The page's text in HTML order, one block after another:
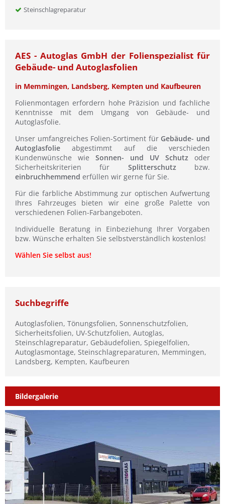
Steinschlagreparatur
AES - Autoglas GmbH der Folienspezialist für
Gebäude- und Autoglasfolien
in Memmingen, Landsberg, Kempten und Kaufbeuren
Folienmontagen erfordern hohe Präzision und fachliche
Kenntnisse mit dem Umgang von Gebäude- und
Autoglasfolie.
Unser umfangreiches Folien-Sortiment für Gebäude- und
Autoglasfolie abgestimmt auf die verschieden
Kundenwünsche wie Sonnen- und UV Schutz oder
Sicherheitskriterien für Splitterschutzbzw.
einbruchhemmend erfüllen wir gerne für Sie.
Für die farbliche Abstimmung zur optischen Aufwertung
Ihres Fahrzeuges bieten wir eine große Palette von
verschiedenen Folien-Farbangeboten.
Individuelle Beratung in Einbeziehung Ihrer Vorgaben
bzw. Wünsche erhalten Sie selbstverständlich kostenlos!
Wählen Sie selbst aus!
Suchbegriffe
Autoglasfolien, Tönungsfolien, Sonnenschutzfolien,
Sicherheitsfolien, UV-Schutzfolien, Autoglas,
Steinschlagreparatur, Gebäudefolien, Spiegelfolien,
Autoglasmontage, Steinschlagreparaturen, Memmingen,
Landsberg, Kempten, Kaufbeuren
Bildergalerie